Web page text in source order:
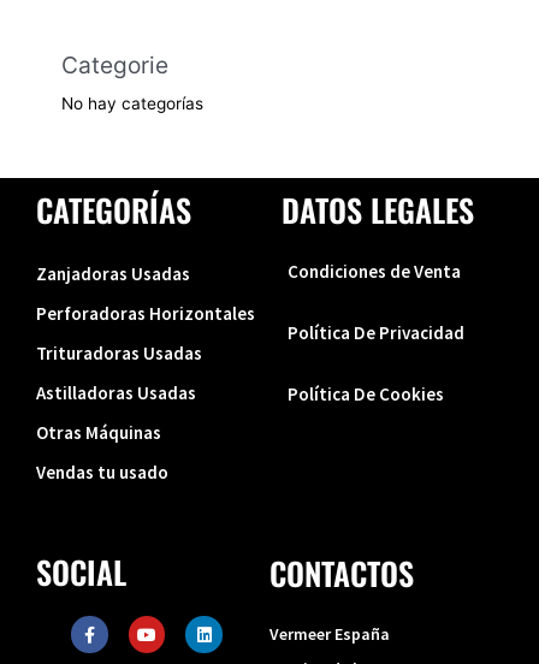
Categorie
No hay categorías
CATEGORÍAS
Zanjadoras Usadas
Perforadoras Horizontales
Trituradoras Usadas
Astilladoras Usadas
Otras Máquinas
Vendas tu usado
DATOS LEGALES
Condiciones de Venta
Política De Privacidad
Política De Cookies
SOCIAL
F
a
c
Y
o
u
L
i
n
CONTACTOS
Vermeer España